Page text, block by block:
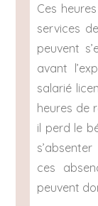
Ces
services
peuvent
avant
salarié
heures de
il perd le
ces
peuvent